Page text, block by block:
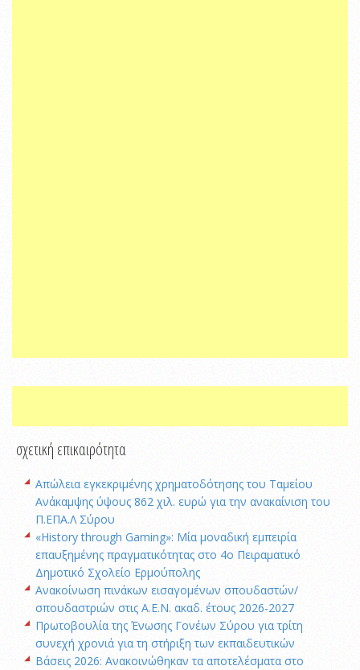
σχετική επικαιρότητα
Απώλεια εγκεκριμένης χρηματοδότησης του Ταμείου
Ανάκαμψης ύψους 862 χιλ. ευρώ για την ανακαίνιση του
Π.ΕΠΑ.Λ Σύρου
«History through Gaming»: Μία μοναδική εμπειρία
επαυξημένης πραγματικότητας στο 4ο Πειραματικό
Δημοτικό Σχολείο Ερμούπολης
Ανακοίνωση πινάκων εισαγομένων σπουδαστών/
σπουδαστριών στις Α.Ε.Ν. ακαδ. έτους 2026-2027
Πρωτοβουλία της Ένωσης Γονέων Σύρου για τρίτη
συνεχή χρονιά για τη στήριξη των εκπαιδευτικών
Βάσεις 2026: Ανακοινώθηκαν τα αποτελέσματα στο